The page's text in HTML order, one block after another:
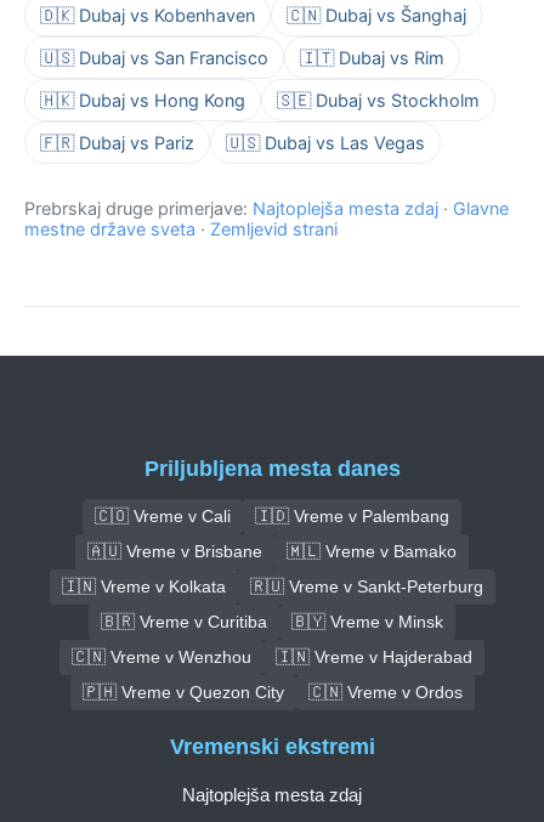
🇩🇰 Dubaj vs Kobenhaven 🇨🇳 Dubaj vs Šanghaj
🇺🇸 Dubaj vs San Francisco 🇮🇹 Dubaj vs Rim
🇭🇰 Dubaj vs Hong Kong 🇸🇪 Dubaj vs Stockholm
🇫🇷 Dubaj vs Pariz 🇺🇸 Dubaj vs Las Vegas
Prebrskaj druge primerjave: Najtoplejša mesta zdaj · Glavne
mestne države sveta · Zemljevid strani
Priljubljena mesta danes
🇨🇴 Vreme v Cali
🇮🇩 Vreme v Palembang
🇦🇺 Vreme v Brisbane
🇲🇱 Vreme v Bamako
🇮🇳 Vreme v Kolkata
🇷🇺 Vreme v Sankt-Peterburg
🇧🇷 Vreme v Curitiba
🇧🇾 Vreme v Minsk
🇨🇳 Vreme v Wenzhou
🇮🇳 Vreme v Hajderabad
🇵🇭 Vreme v Quezon City
🇨🇳 Vreme v Ordos
Vremenski ekstremi
Najtoplejša mesta zdaj